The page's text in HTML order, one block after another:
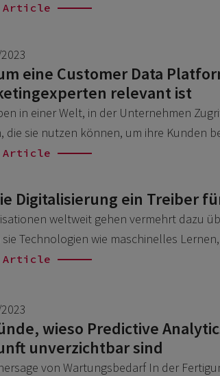
Article
eine Customer Data
relevant ist
in einer Welt, in der Unternehmen
die sie nutzen können, um ihre Kunden
Article
Digitalisierung ein Treiber
weltweit gehen vermehrt dazu
sie Technologien wie maschinelles
Article
wieso Predictive
unverzichtbar sind
von Wartungsbedarf In der